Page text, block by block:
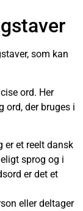
som kan
ord. Her
ord, der bruges i
er et reelt dansk
sprog og i
er det et
eller deltager